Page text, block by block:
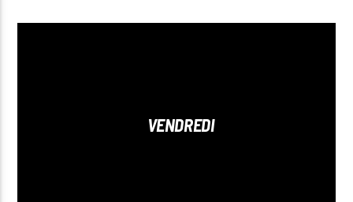
VENDREDI